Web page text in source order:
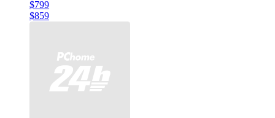
$799
$859